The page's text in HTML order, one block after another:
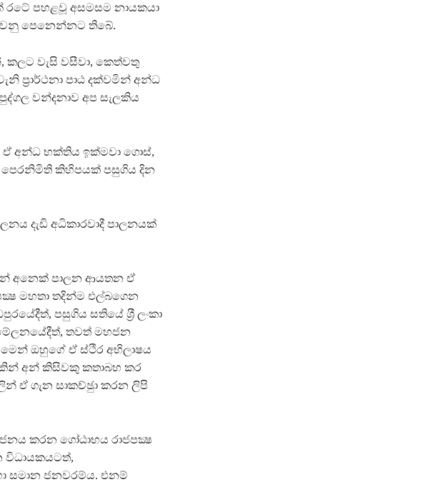
රටේ පහළවූ අසමසම නායකයා
පෙනෙන්නට තිබේ.
කලට වැසි වසීවා, කෙත්වතු
ප‍්‍රාර්ථනා පාඨ දක්වමින් අන්ධ
වන්දනාව අප සැලකිය
ඒ අන්ධ භක්තිය ඉක්මවා ගොස්,
පෙරනිමිති කිහිපයක් පසුගිය දින
දැඩි අධිකාරවාදී පාලනයක්
අනෙක් පාලන ආයතන ඒ
මහතා තදින්ම එල්බගෙන
පසුගිය සතියේ ශ‍්‍රී ලංකා
තවත් මහජන
ඔහුගේ ඒ ස්ථිර අභිලාෂය
අන් කිසිවකු කතාබහ කර
ඒ ගැන සාකච්ඡුා කරන ලිපි
කරන ගෝඨාභය රාජපක්‍ෂ
විධායකයටත්,
සමාන ජනවරම්ය. එනම්